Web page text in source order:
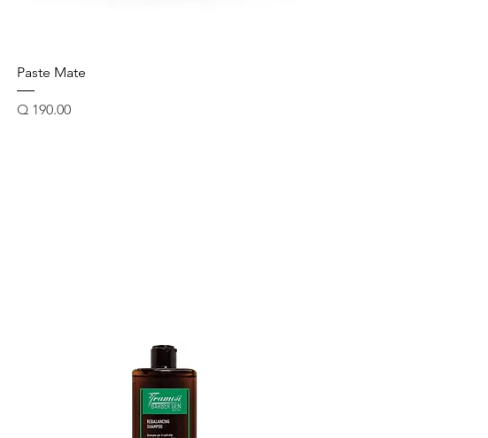
Paste Mate
Precio
Q 190.00